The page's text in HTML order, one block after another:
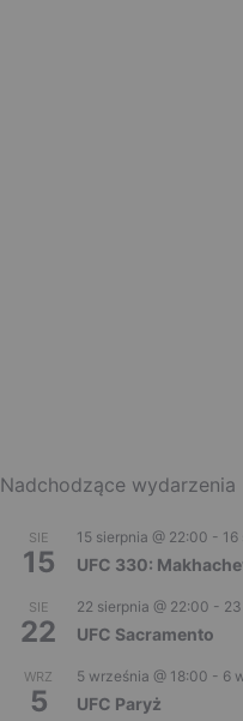
Nadchodzące wydarzenia
SIE
15
15 sierpnia @ 22:00 - 16
UFC 330:
SIE
22
22 sierpnia @ 22:00 -
UFC Sacramento
WRZ
5
5 września @ 18:00 - 6
UFC Paryż